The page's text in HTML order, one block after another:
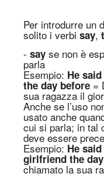
Per introdurre un
solito i verbi say,
- say se non è
parla
Esempio: He
the day before =
sua ragazza il
Anche se l’uso
usato anche
cui si parla; in tal
deve essere
Esempio: He said
girlfriend the
chiamato la sua